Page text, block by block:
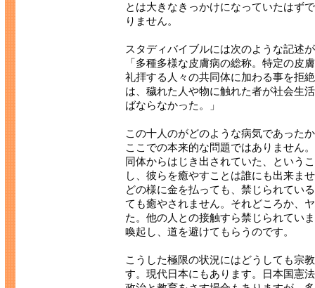
とは大きなきっかけになっていたはず
りません。
スタディバイブルには次のような記述
「多種多様な皮膚病の総称。特定の皮
礼拝する人々の共同体に加わる事を拒
は、穢れた人や物に触れた者が社会生
ばならなかった。」
この十人のがどのような病気であった
ここでの本来的な問題ではありません
同体からはじき出されていた、という
し、彼らを癒やすことは誰にも出来ま
どの様に金を払っても、禁じられてい
ても癒やされません。それどころか、
た。他の人との接触すら禁じられてい
喚起し、道を避けてもらうのです。
こうした極限の状況にはどうしても宗
す。現代日本にもあります。日本国憲